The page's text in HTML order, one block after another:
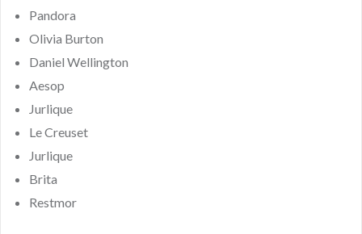
Pandora
Olivia Burton
Daniel Wellington
Aesop
Jurlique
Le Creuset
Jurlique
Brita
Restmor